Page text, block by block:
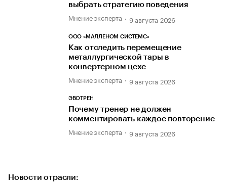
выбрать стратегию поведения
Мнение эксперта 9 августа 2026
ООО «МАЛЛЕНОМ СИСТЕМС»
Как отследить перемещение
металлургической тары в
конвертерном цехе
Мнение эксперта 9 августа 2026
ЭВОТРЕН
Почему тренер не должен
комментировать каждое повторение
Мнение эксперта 9 августа 2026
Новости отрасли: